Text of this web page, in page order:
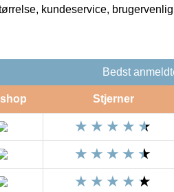
kundeservice,
Bedst
Stjerner